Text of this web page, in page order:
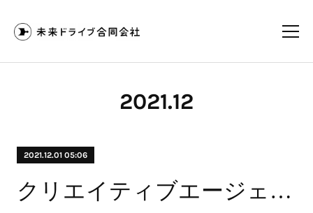
2021.12
2021.12.01 05:06
クリエイティブエージェンシー猿人ENJIN TOKYO様とコミュニケーション戦略立案、メディアプランニング＆バイイング、デジタルコミュニケション領域においてパートナーシップを開始